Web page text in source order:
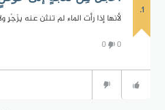
1.
لأنها إذا رأت الماء لم تنثن عنه
0
0